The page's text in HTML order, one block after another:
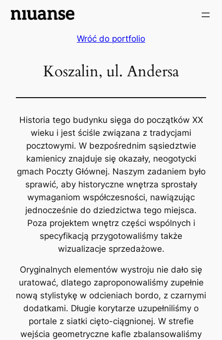
Wróć do portfolio
Koszalin, ul. Andersa
Historia tego budynku sięga do początków XX
wieku i jest ściśle związana z tradycjami
pocztowymi. W bezpośrednim sąsiedztwie
kamienicy znajduje się okazały, neogotycki
gmach Poczty Głównej. Naszym zadaniem było
sprawić, aby historyczne wnętrza sprostały
wymaganiom współczesności, nawiązując
jednocześnie do dziedzictwa tego miejsca.
Poza projektem wnętrz części wspólnych i
specyfikacją przygotowaliśmy także
wizualizacje sprzedażowe.
Oryginalnych elementów wystroju nie dało się
uratować, dlatego zaproponowaliśmy zupełnie
nową stylistykę w odcieniach bordo, z czarnymi
dodatkami. Długie korytarze uzupełniliśmy o
portale z siatki cięto-ciągnionej. W strefie
wejścia geometryczne kafle zbalansowaliśmy